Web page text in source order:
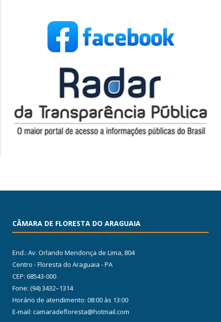
CÂMARA DE FLORESTA DO ARAGUAIA
End.: Av. Orlando Mendonça de Lima, 804
Centro - Floresta do Araguaia - PA
CEP: 68543-000
Fone: (94) 3432–1314
Horário de atendimento: 08:00 às 13:00
E-mail: camaradefloresta@hotmail.com